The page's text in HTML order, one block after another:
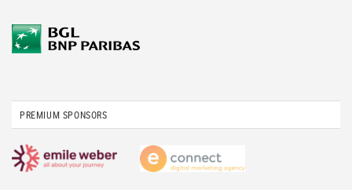
PREMIUM SPONSORS